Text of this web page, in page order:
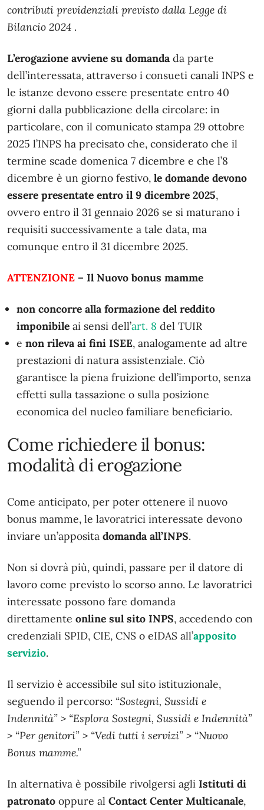
contributi previdenziali previsto dalla Legge di
Bilancio 2024 .
L’erogazione avviene su domanda da parte
dell’interessata, attraverso i consueti canali INPS e
le istanze devono essere presentate entro 40
giorni dalla pubblicazione della circolare: in
particolare, con il comunicato stampa 29 ottobre
2025 l’INPS ha precisato che, considerato che il
termine scade domenica 7 dicembre e che l’8
dicembre è un giorno festivo, le domande devono
essere presentate entro il 9 dicembre 2025,
ovvero entro il 31 gennaio 2026 se si maturano i
requisiti successivamente a tale data, ma
comunque entro il 31 dicembre 2025.
ATTENZIONE – Il Nuovo bonus mamme
non concorre alla formazione del reddito
imponibile ai sensi dell’art. 8 del TUIR
e non rileva ai fini ISEE, analogamente ad altre
prestazioni di natura assistenziale. Ciò
garantisce la piena fruizione dell’importo, senza
effetti sulla tassazione o sulla posizione
economica del nucleo familiare beneficiario.
Come richiedere il bonus:
modalità di erogazione
Come anticipato, per poter ottenere il nuovo
bonus mamme, le lavoratrici interessate devono
inviare un’apposita domanda all’INPS.
Non si dovrà più, quindi, passare per il datore di
lavoro come previsto lo scorso anno. Le lavoratrici
interessate possono fare domanda
direttamente online sul sito INPS, accedendo con
credenziali SPID, CIE, CNS o eIDAS all’apposito
servizio.
Il servizio è accessibile sul sito istituzionale,
seguendo il percorso: “Sostegni, Sussidi e
Indennità” > “Esplora Sostegni, Sussidi e Indennità”
> “Per genitori” > “Vedi tutti i servizi” > “Nuovo
Bonus mamme.”
In alternativa è possibile rivolgersi agli Istituti di
patronato oppure al Contact Center Multicanale,